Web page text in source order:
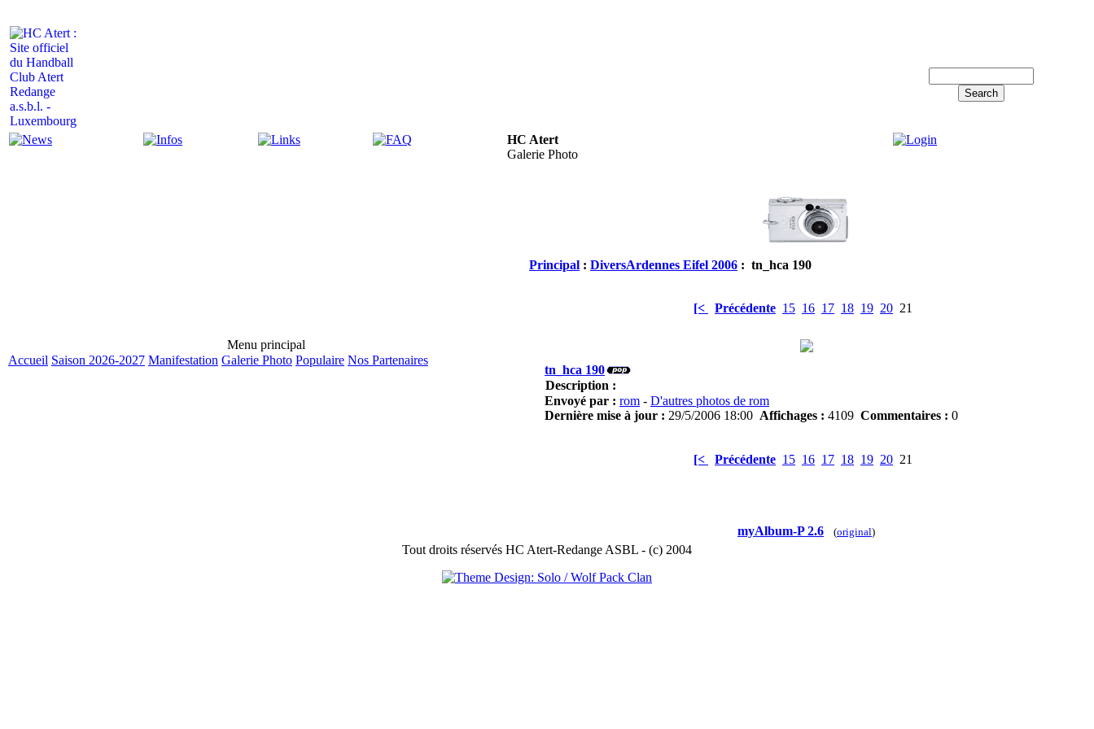
HC Atert
Galerie Photo
Menu principal
Accueil Saison 2026-2027 Manifestation Galerie Photo Populaire Nos Partenaires
Principal : DiversArdennes Eifel 2006 : tn_hca 190
[< Précédente 15 16 17 18 19 20 21
tn_hca 190
Description :
Envoyé par : rom - D'autres photos de rom
Dernière mise à jour : 29/5/2006 18:00 Affichages : 4109 Commentaires : 0
[< Précédente 15 16 17 18 19 20 21
myAlbum-P 2.6 (original)
Tout droits réservés HC Atert-Redange ASBL - (c) 2004